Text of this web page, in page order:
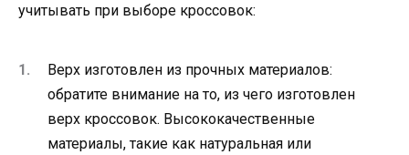
учитывать при выборе кроссовок:
Верх изготовлен из прочных материалов:
обратите внимание на то, из чего изготовлен
верх кроссовок. Высококачественные
материалы, такие как натуральная или